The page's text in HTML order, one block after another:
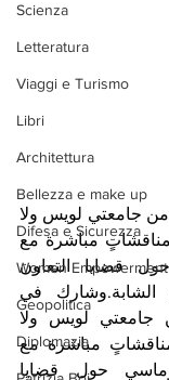
Scienza
Letteratura
Viaggi e Turismo
Libri
Architettura
Bellezza e make up
Difesa e Sicurezza
Women Empowerment
Geopolitica
Diplomazia
سابينزا، وشاركوا في مناقشاتٍ مباشرة مع
السلك الديبلوماسي حول قضايا التعاون
سابينزا، حيثُ أجروا مناقشاتٍ مباشرة مع
أعضاء السلك الدبلوماسي حول قضايا